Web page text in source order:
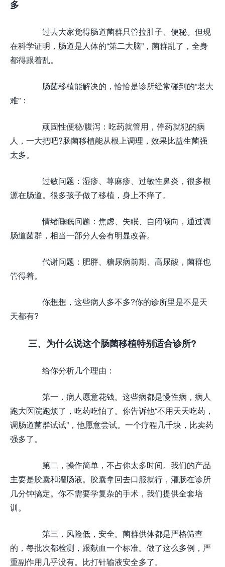
多
过去大家觉得肠道菌群只管拉肚子、便秘。但现
在科学证明，肠道是人体的“第二大脑”，菌群乱了，全身
都得跟着乱。
肠菌移植能解决的，恰恰是诊所经常碰到的“老大
难”：
顽固性便秘/腹泻：吃药就管用，停药就犯的病
人，一大把吧?肠菌移植能从根上调理，效果比益生菌强
太多。
过敏问题：湿疹、荨麻疹、过敏性鼻炎，很多根
源在肠道。很多孩子做了移植，身上不痒了。
情绪睡眠问题：焦虑、失眠、自闭倾向，通过调
肠道菌群，相当一部分人会有明显改善。
代谢问题：肥胖、糖尿病前期、高尿酸，菌群也
管得着。
你想想，这些病人多不多?你的诊所里是不是天
天都有?
三、为什么说这个肠菌移植特别适合诊所?
给你分析几个理由：
第一，病人愿意花钱。这些病都是慢性病，病人
跑大医院跑烦了，吃药吃怕了。你告诉他“不用天天吃药，
调肠道菌群试试”，他愿意尝试。一个疗程几千块，比卖药
强多了。
第二，操作简单，不占你太多时间。我们的产品
主要是胶囊和灌肠液。胶囊拿回去口服就行，灌肠在诊所
几分钟搞定。你不需要学复杂的手术，我们提供全套培
训。
第三，风险低，安全。菌群供体都是严格筛查
的，每批次都检测，跟献血一个标准。做了这么多例，严
重副作用几乎没有。比打针输液安全多了。